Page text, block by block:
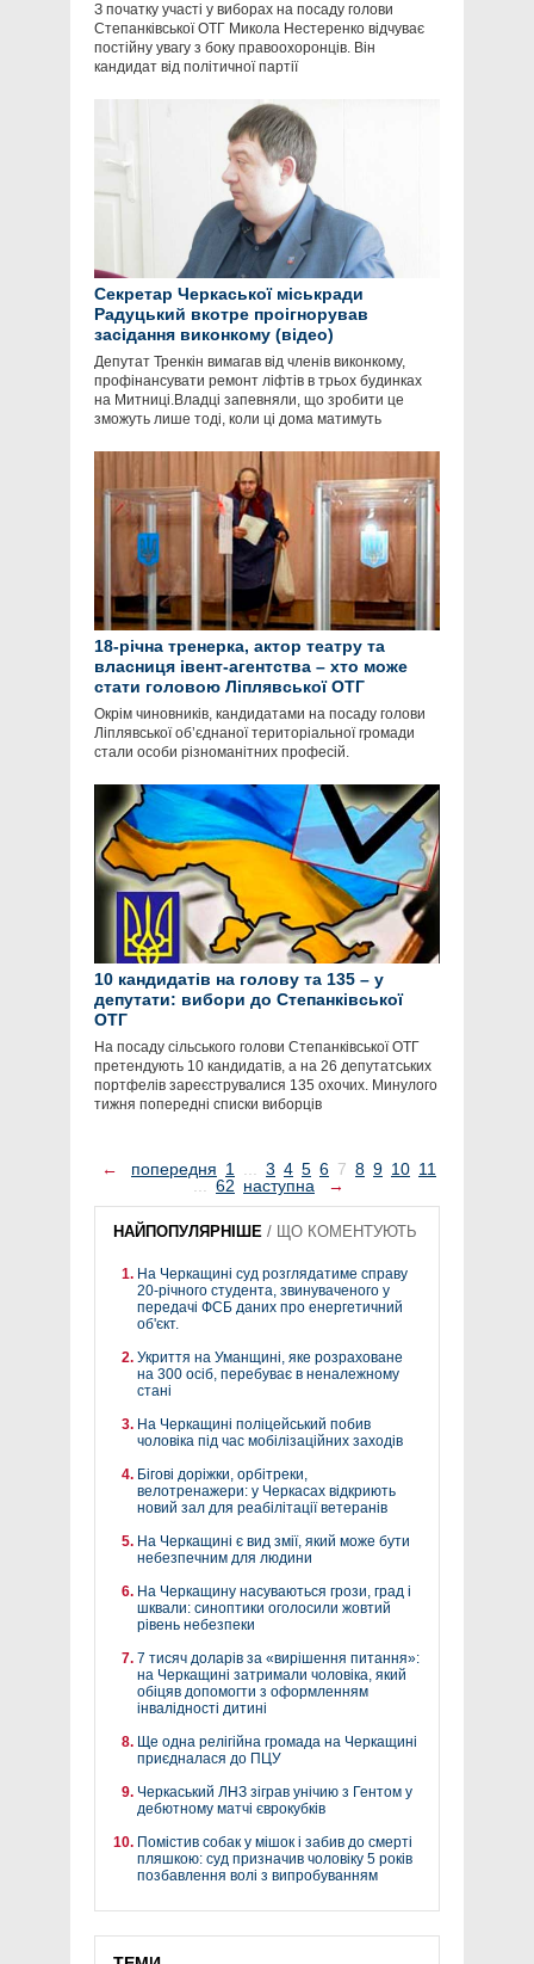
З початку участі у виборах на посаду голови
Степанківської ОТГ Микола Нестеренко відчуває
постійну увагу з боку правоохоронців. Він
кандидат від політичної партії
Секретар Черкаської міськради
Радуцький вкотре проігнорував
засідання виконкому (відео)
Депутат Тренкін вимагав від членів виконкому,
профінансувати ремонт ліфтів в трьох будинках
на Митниці.Владці запевняли, що зробити це
зможуть лише тоді, коли ці дома матимуть
18-річна тренерка, актор театру та
власниця івент-агентства – хто може
стати головою Ліплявської ОТГ
Окрім чиновників, кандидатами на посаду голови
Ліплявської об’єднаної територіальної громади
стали особи різноманітних професій.
10 кандидатів на голову та 135 – у
депутати: вибори до Степанківської
ОТГ
На посаду сільського голови Степанківської ОТГ
претендують 10 кандидатів, а на 26 депутатських
портфелів зареєструвалися 135 охочих. Минулого
тижня попередні списки виборців
← попередня 1 ... 3 4 5 6 7 8 9 10 11
... 62 наступна →
НАЙПОПУЛЯРНІШЕ / ЩО КОМЕНТУЮТЬ
На Черкащині суд розглядатиме справу
20-річного студента, звинуваченого у
передачі ФСБ даних про енергетичний
об'єкт.
Укриття на Уманщині, яке розраховане
на 300 осіб, перебуває в неналежному
стані
На Черкащині поліцейський побив
чоловіка під час мобілізаційних заходів
Бігові доріжки, орбітреки,
велотренажери: у Черкасах відкриють
новий зал для реабілітації ветеранів
На Черкащині є вид змії, який може бути
небезпечним для людини
На Черкащину насуваються грози, град і
шквали: синоптики оголосили жовтий
рівень небезпеки
7 тисяч доларів за «вирішення питання»:
на Черкащині затримали чоловіка, який
обіцяв допомогти з оформленням
інвалідності дитині
Ще одна релігійна громада на Черкащині
приєдналася до ПЦУ
Черкаський ЛНЗ зіграв унічию з Гентом у
дебютному матчі єврокубків
Помістив собак у мішок і забив до смерті
пляшкою: суд призначив чоловіку 5 років
позбавлення волі з випробуванням